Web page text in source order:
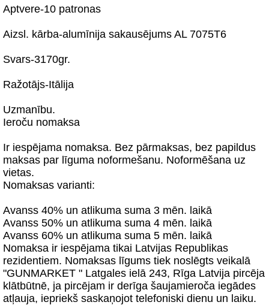
Aptvere-10 patronas
Aizsl. kārba-alumīnija sakausējums AL 7075T6
Svars-3170gr.
Ražotājs-Itālija
Uzmanību.
Ieroču nomaksa
Ir iespējama nomaksa. Bez pārmaksas, bez papildus
maksas par līguma noformešanu. Noformēšana uz
vietas.
Nomaksas varianti:
Avanss 40% un atlikuma suma 3 mēn. laikā
Avanss 50% un atlikuma suma 4 mēn. laikā
Avanss 60% un atlikuma suma 5 mēn. laikā
Nomaksa ir iespējama tikai Latvijas Republikas
rezidentiem. Nomaksas līgums tiek noslēgts veikalā
"GUNMARKET " Latgales ielā 243, Rīga Latvija pircēja
klātbūtnē, ja pircējam ir derīga šaujamieroča iegādes
atļauja, iepriekš saskaņojot telefoniski dienu un laiku.